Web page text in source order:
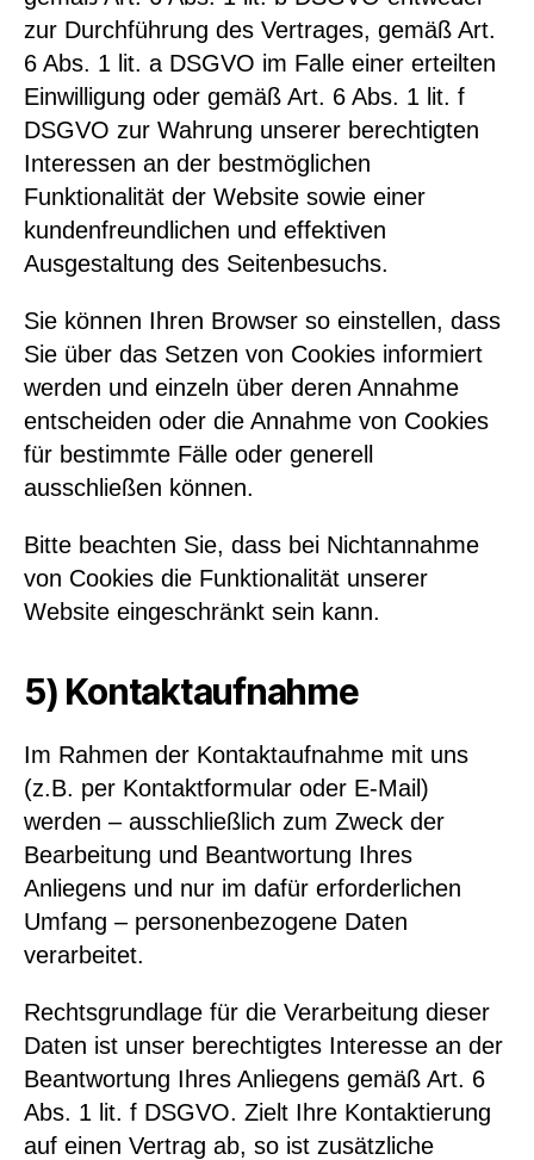
zur Durchführung des Vertrages, gemäß Art.
6 Abs. 1 lit. a DSGVO im Falle einer erteilten
Einwilligung oder gemäß Art. 6 Abs. 1 lit. f
DSGVO zur Wahrung unserer berechtigten
Interessen an der bestmöglichen
Funktionalität der Website sowie einer
kundenfreundlichen und effektiven
Ausgestaltung des Seitenbesuchs.
Sie können Ihren Browser so einstellen, dass
Sie über das Setzen von Cookies informiert
werden und einzeln über deren Annahme
entscheiden oder die Annahme von Cookies
für bestimmte Fälle oder generell
ausschließen können.
Bitte beachten Sie, dass bei Nichtannahme
von Cookies die Funktionalität unserer
Website eingeschränkt sein kann.
5) Kontaktaufnahme
Im Rahmen der Kontaktaufnahme mit uns
(z.B. per Kontaktformular oder E-Mail)
werden – ausschließlich zum Zweck der
Bearbeitung und Beantwortung Ihres
Anliegens und nur im dafür erforderlichen
Umfang – personenbezogene Daten
verarbeitet.
Rechtsgrundlage für die Verarbeitung dieser
Daten ist unser berechtigtes Interesse an der
Beantwortung Ihres Anliegens gemäß Art. 6
Abs. 1 lit. f DSGVO. Zielt Ihre Kontaktierung
auf einen Vertrag ab, so ist zusätzliche